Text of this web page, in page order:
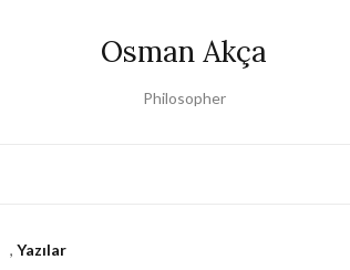
Osman Akça
Philosopher
, Yazılar